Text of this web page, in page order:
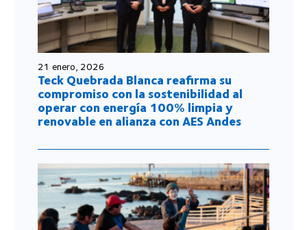
21 enero, 2026
Teck Quebrada Blanca reafirma su
compromiso con la sostenibilidad al
operar con energía 100% limpia y
renovable en alianza con AES Andes